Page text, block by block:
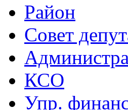
Район
Совет
КСО
Упр.